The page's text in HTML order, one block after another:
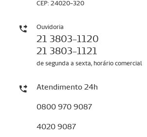
CEP: 24020-320
Ouvidoria
21 3803-1120
21 3803-1121
de segunda a sexta, horário comercial
Atendimento 24h
0800 970 9087
4020 9087